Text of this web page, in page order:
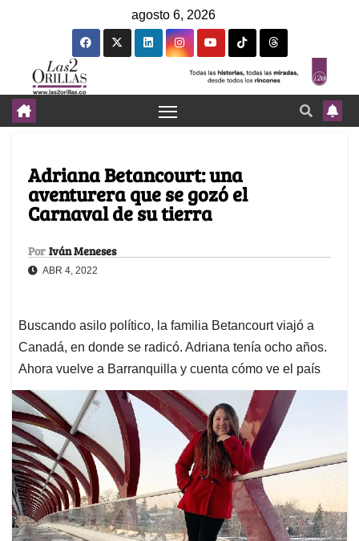
agosto 6, 2026
Adriana Betancourt: una
aventurera que se gozó el
Carnaval de su tierra
Por Iván Meneses
ABR 4, 2022
Buscando asilo político, la familia Betancourt viajó a
Canadá, en donde se radicó. Adriana tenía ocho años.
Ahora vuelve a Barranquilla y cuenta cómo ve el país